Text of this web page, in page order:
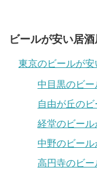
ビールが安い居酒
東京のビールが安
中目黒のビ
自由が丘の
経堂のビー
中野のビー
高円寺のビ